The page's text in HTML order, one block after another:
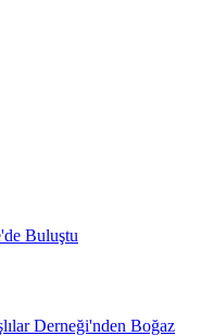
Buluştu
Derneği'nden Boğaz